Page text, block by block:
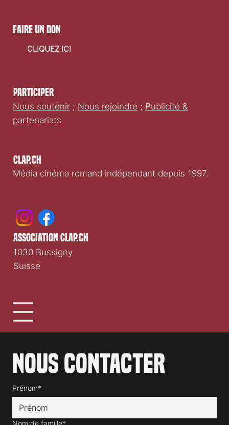
Clap.ch
Média cinéma romand indépendant depuis 1997.
Participer
Nous soutenir ; Nous rejoindre ; Publicité &
partenariats
Nous contacter
Prénom*
Nom de famille*
faire un don
CLIQUEZ ICI
association clap.ch
1030 Bussigny
Suisse